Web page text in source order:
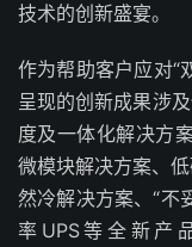
技术的创新盛宴。
作为帮助客户应对“
呈现的创新成果涉
度及一体化解决方
微模块解决方案、
然冷解决方案、“不
率UPS等全新产